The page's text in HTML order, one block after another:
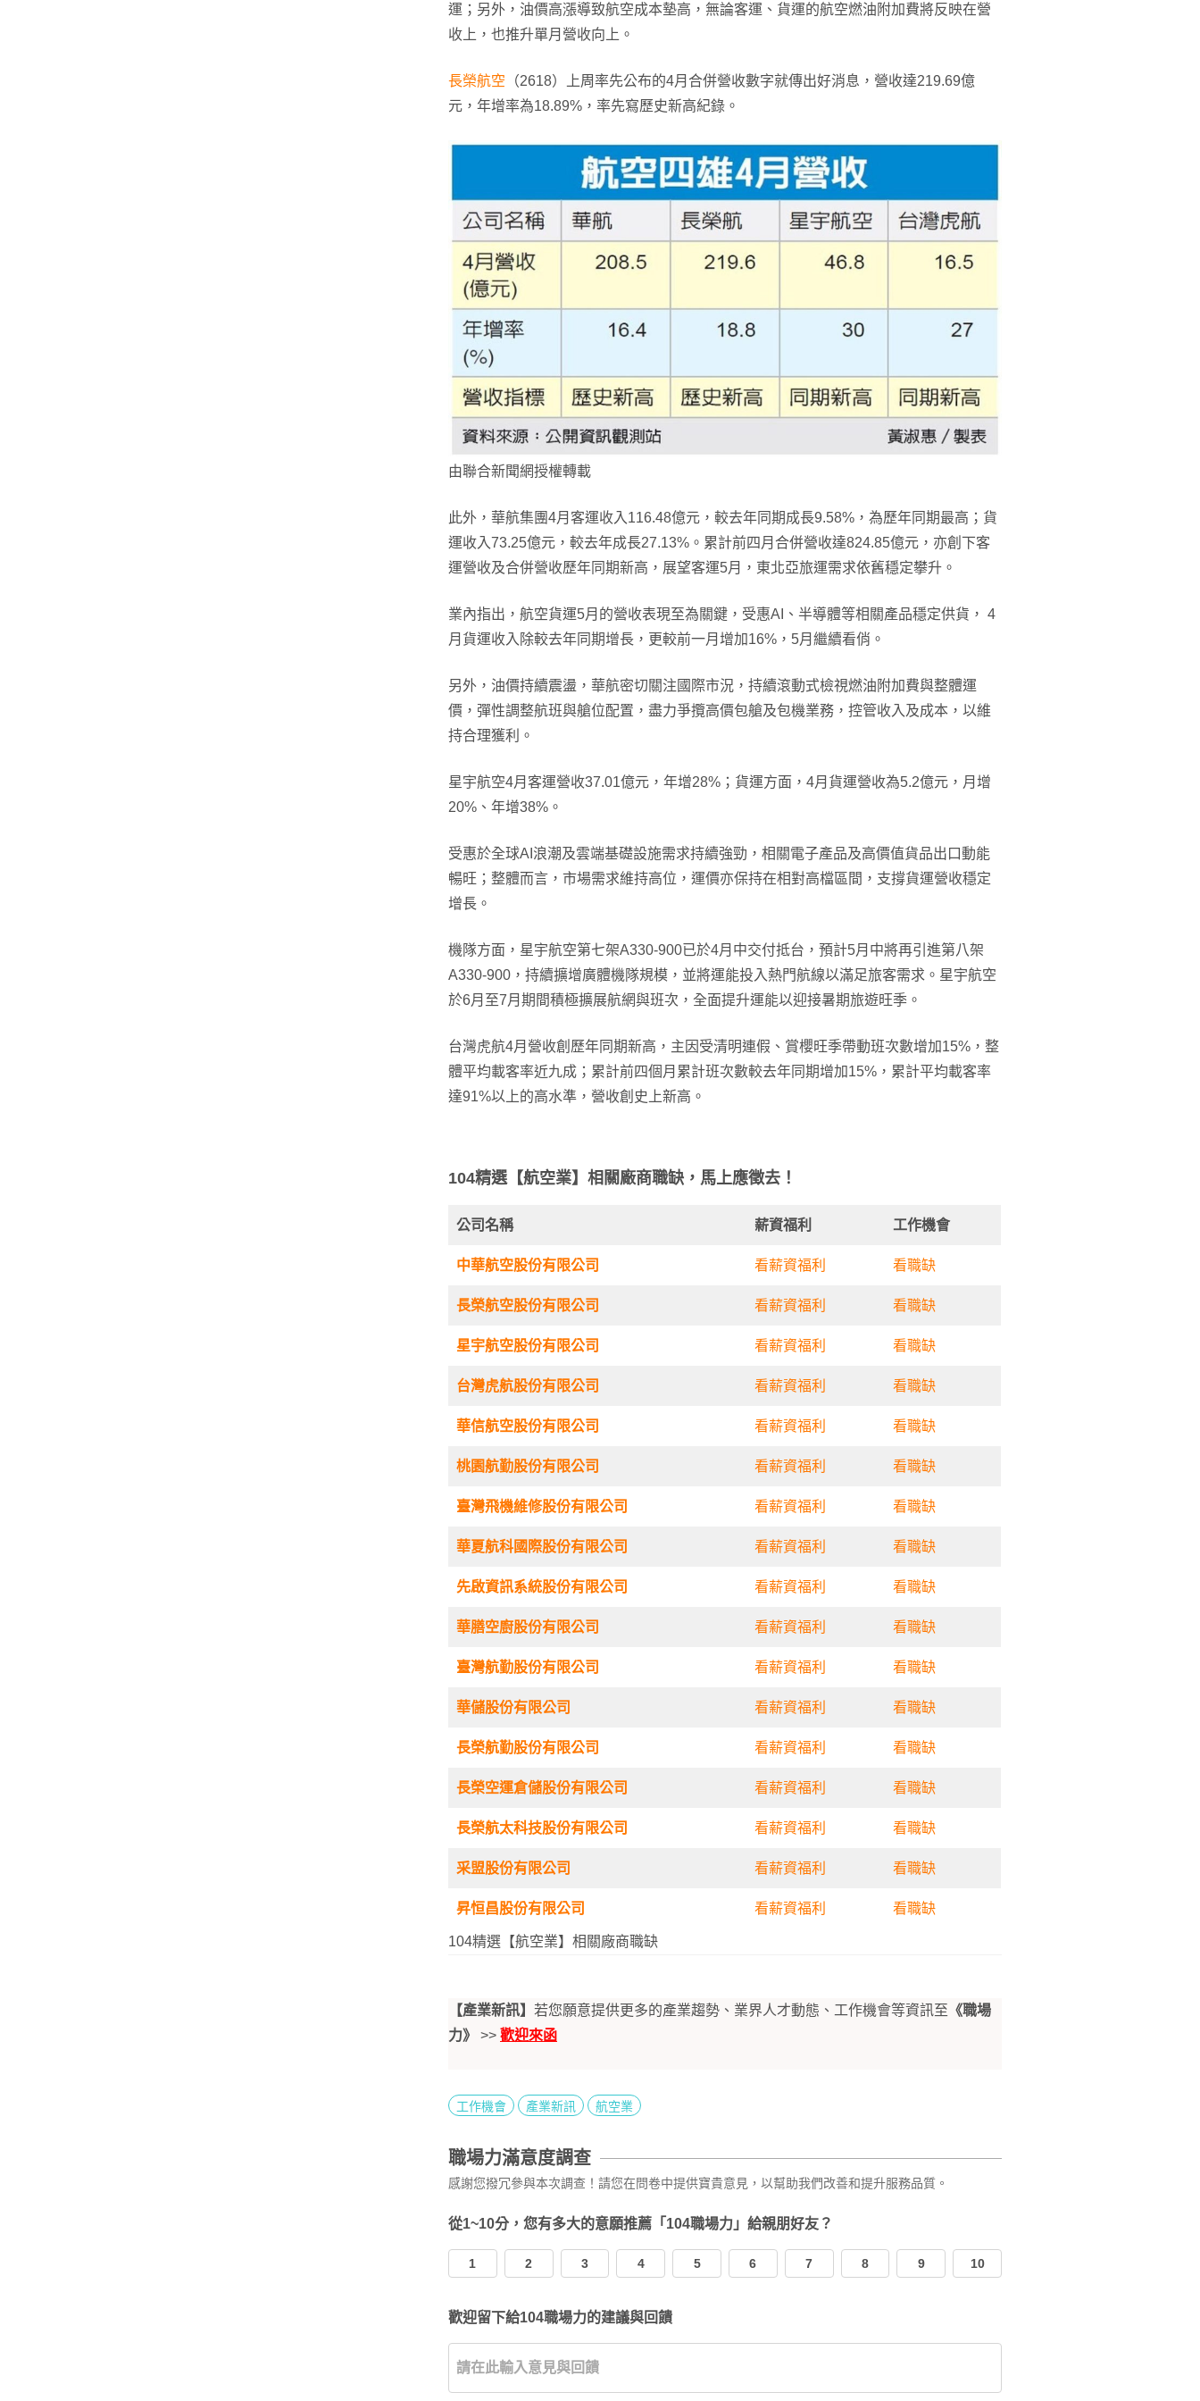
運；另外，油價高漲導致航空成本墊高，無論客運、貨運的航空燃油附加費將反映在營
收上，也推升單月營收向上。
長榮航空 （2618）上周率先公布的4月合併營收數字就傳出好消息，營收達219.69億
元，年增率為18.89%，率先寫歷史新高紀錄。
由聯合新聞網授權轉載
此外，華航集團4月客運收入116.48億元，較去年同期成長9.58%，為歷年同期最高；貨
運收入73.25億元，較去年成長27.13%。累計前四月合併營收達824.85億元，亦創下客
運營收及合併營收歷年同期新高，展望客運5月，東北亞旅運需求依舊穩定攀升。
業內指出，航空貨運5月的營收表現至為關鍵，受惠AI、半導體等相關產品穩定供貨， 4
月貨運收入除較去年同期增長，更較前一月增加16%，5月繼續看俏。
另外，油價持續震盪，華航密切關注國際市況，持續滾動式檢視燃油附加費與整體運
價，彈性調整航班與艙位配置，盡力爭攬高價包艙及包機業務，控管收入及成本，以維
持合理獲利。
星宇航空4月客運營收37.01億元，年增28%；貨運方面，4月貨運營收為5.2億元，月增
20%、年增38%。
受惠於全球AI浪潮及雲端基礎設施需求持續強勁，相關電子產品及高價值貨品出口動能
暢旺；整體而言，市場需求維持高位，運價亦保持在相對高檔區間，支撐貨運營收穩定
增長。
機隊方面，星宇航空第七架A330-900已於4月中交付抵台，預計5月中將再引進第八架
A330-900，持續擴增廣體機隊規模，並將運能投入熱門航線以滿足旅客需求。星宇航空
於6月至7月期間積極擴展航網與班次，全面提升運能以迎接暑期旅遊旺季。
台灣虎航4月營收創歷年同期新高，主因受清明連假、賞櫻旺季帶動班次數增加15%，整
體平均載客率近九成；累計前四個月累計班次數較去年同期增加15%，累計平均載客率
達91%以上的高水準，營收創史上新高。
104精選【航空業】相關廠商職缺，馬上應徵去！
公司名稱 薪資福利 工作機會
中華航空股份有限公司 看薪資福利 看職缺
長榮航空股份有限公司 看薪資福利 看職缺
星宇航空股份有限公司 看薪資福利 看職缺
台灣虎航股份有限公司 看薪資福利 看職缺
華信航空股份有限公司 看薪資福利 看職缺
桃園航勤股份有限公司 看薪資福利 看職缺
臺灣飛機維修股份有限公司 看薪資福利 看職缺
華夏航科國際股份有限公司 看薪資福利 看職缺
先啟資訊系統股份有限公司 看薪資福利 看職缺
華膳空廚股份有限公司 看薪資福利 看職缺
臺灣航勤股份有限公司 看薪資福利 看職缺
華儲股份有限公司 看薪資福利 看職缺
長榮航勤股份有限公司 看薪資福利 看職缺
長榮空運倉儲股份有限公司 看薪資福利 看職缺
長榮航太科技股份有限公司 看薪資福利 看職缺
采盟股份有限公司 看薪資福利 看職缺
昇恒昌股份有限公司 看薪資福利 看職缺
104精選【航空業】相關廠商職缺
【產業新訊】 若您願意提供更多的產業趨勢、業界人才動態、工作機會等資訊至 《職場
力》
>> 歡迎來函
工作機會 產業新訊 航空業
職場力滿意度調查
感謝您撥冗參與本次調查！請您在問卷中提供寶貴意見，以幫助我們改善和提升服務品質。
從1~10分，您有多大的意願推薦「104職場力」給親朋好友？
1 2 3 4 5 6 7 8 9 10
歡迎留下給104職場力的建議與回饋